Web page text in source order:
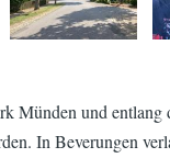
Münden und entlang
In Beverungen